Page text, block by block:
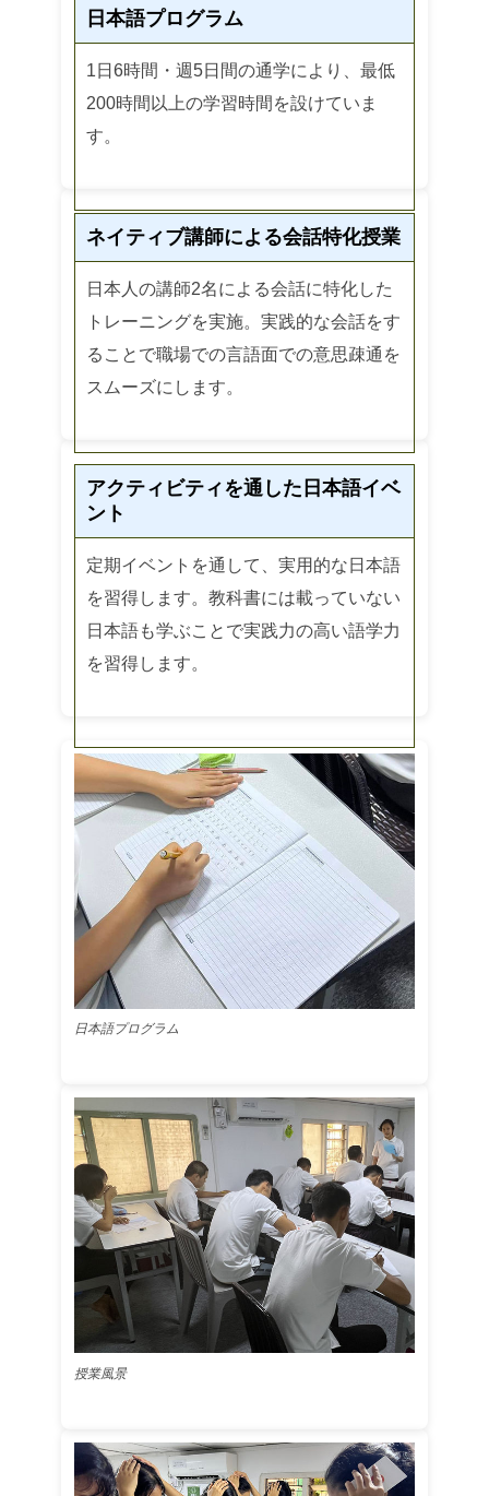
日本語プログラム
1日6時間・週5日間の通学により、最低
200時間以上の学習時間を設けていま
す。
ネイティブ講師による会話特化授業
日本人の講師2名による会話に特化した
トレーニングを実施。実践的な会話をす
ることで職場での言語面での意思疎通を
スムーズにします。
アクティビティを通した日本語イベ
ント
定期イベントを通して、実用的な日本語
を習得します。教科書には載っていない
日本語も学ぶことで実践力の高い語学力
を習得します。
日本語プログラム
授業風景